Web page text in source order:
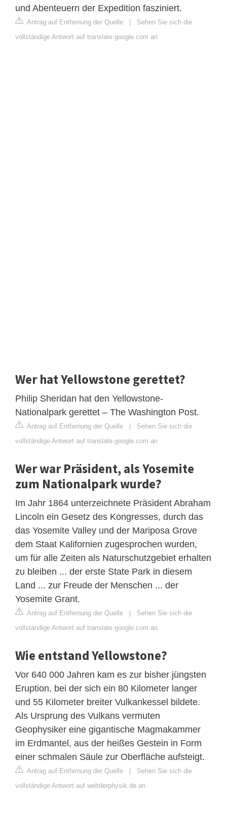
und Abenteuern der Expedition fasziniert.
Antrag auf Entfernung der Quelle | Sehen Sie sich die
vollständige Antwort auf translate.google.com an
Wer hat Yellowstone gerettet?
Philip Sheridan hat den Yellowstone-
Nationalpark gerettet – The Washington Post.
Antrag auf Entfernung der Quelle | Sehen Sie sich die
vollständige Antwort auf translate.google.com an
Wer war Präsident, als Yosemite
zum Nationalpark wurde?
Im Jahr 1864 unterzeichnete Präsident Abraham
Lincoln ein Gesetz des Kongresses, durch das
das Yosemite Valley und der Mariposa Grove
dem Staat Kalifornien zugesprochen wurden,
um für alle Zeiten als Naturschutzgebiet erhalten
zu bleiben ... der erste State Park in diesem
Land ... zur Freude der Menschen ... der
Yosemite Grant.
Antrag auf Entfernung der Quelle | Sehen Sie sich die
vollständige Antwort auf translate.google.com an
Wie entstand Yellowstone?
Vor 640 000 Jahren kam es zur bisher jüngsten
Eruption, bei der sich ein 80 Kilometer langer
und 55 Kilometer breiter Vulkankessel bildete.
Als Ursprung des Vulkans vermuten
Geophysiker eine gigantische Magmakammer
im Erdmantel, aus der heißes Gestein in Form
einer schmalen Säule zur Oberfläche aufsteigt.
Antrag auf Entfernung der Quelle | Sehen Sie sich die
vollständige Antwort auf weltderphysik.de an